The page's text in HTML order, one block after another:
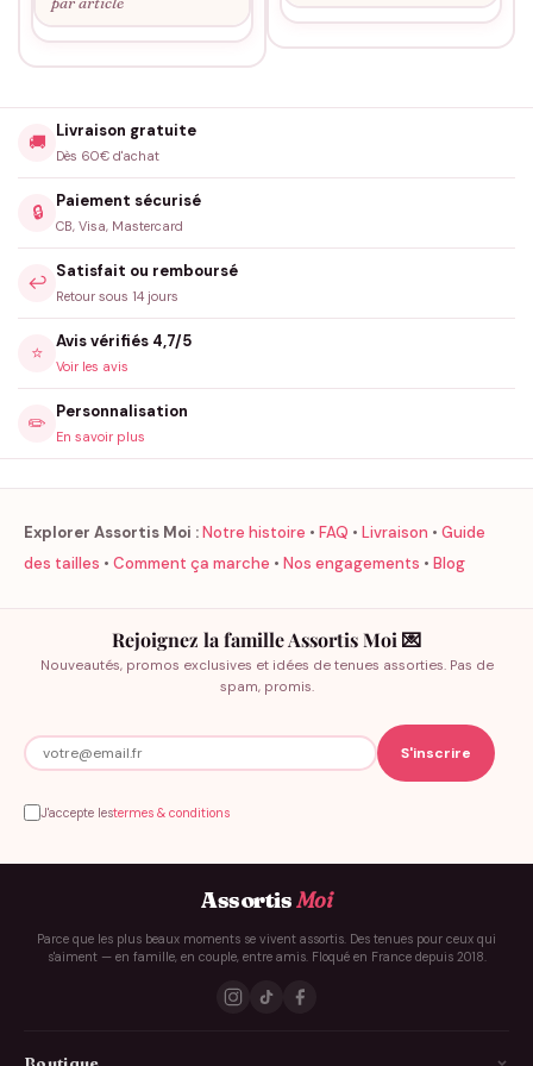
🚚
Livraison gratuite
Dès 60€ d'achat
🔒
Paiement sécurisé
CB, Visa, Mastercard
↩️
Satisfait ou remboursé
Retour sous 14 jours
⭐
Avis vérifiés 4,7/5
Voir les avis
✏️
Personnalisation
En savoir plus
Explorer Assortis Moi :Notre histoire • FAQ • Livraison • Guide
des tailles • Comment ça marche • Nos engagements • Blog
Rejoignez la famille Assortis Moi 💌
Nouveautés, promos exclusives et idées de tenues assorties. Pas de
spam, promis.
J'accepte lestermes & conditions
AssortisMoi
Parce que les plus beaux moments se vivent assortis. Des tenues pour ceux qui
s'aiment — en famille, en couple, entre amis. Floqué en France depuis 2018.
Boutique